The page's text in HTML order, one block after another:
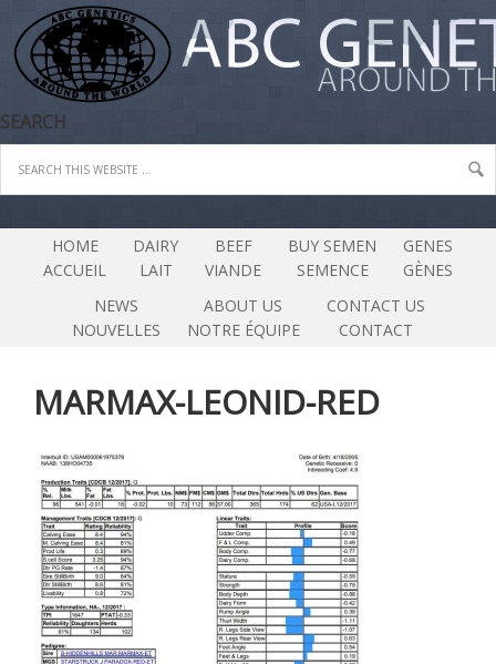
SEARCH
HOME
ACCUEIL
DAIRY
LAIT
BEEF
VIANDE
BUY SEMEN
SEMENCE
GENES
GÈNES
NEWS
NOUVELLES
ABOUT US
NOTRE ÉQUIPE
CONTACT US
CONTACT
MARMAX-LEONID-RED